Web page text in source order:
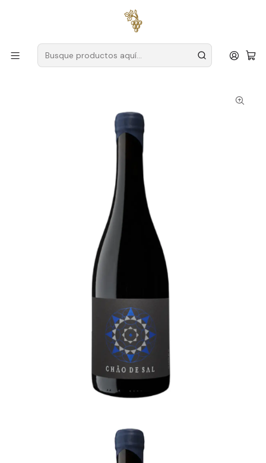
para pedidos superiores a
Productores Azores
Ínsula Vinus
Insula Chão de Sal Clarete 2023 Azores Rojo 75cl